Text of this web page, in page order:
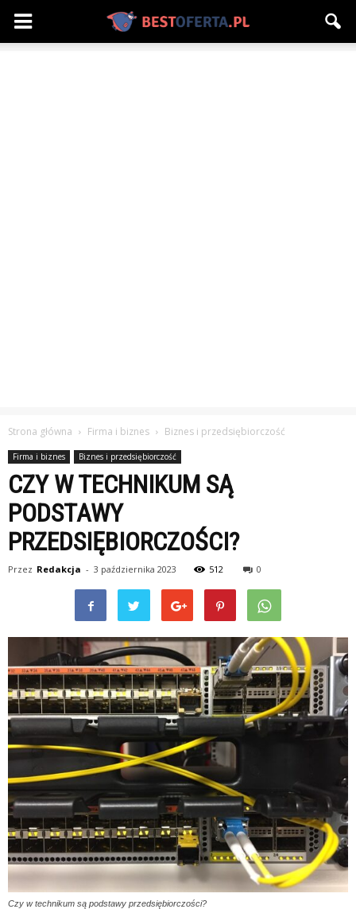
Strona główna Firma i biznes Biznes i przedsiębiorczość
Firma i biznes Biznes i przedsiębiorczość
CZY W TECHNIKUM SĄ
PODSTAWY
PRZEDSIĘBIORCZOŚCI?
Przez Redakcja - 3 października 2023 512 0
Czy w technikum są podstawy przedsiębiorczości?